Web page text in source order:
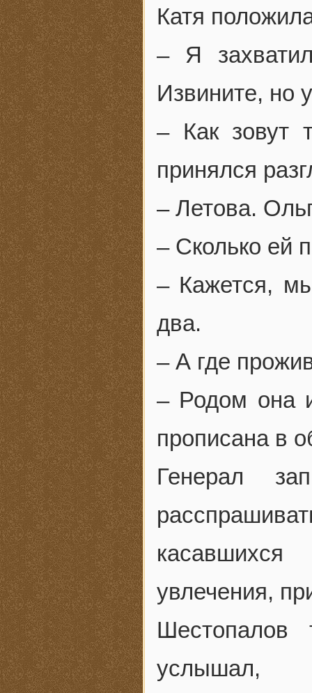
Катя
– Я
Извините, но
– Как зовут
принялся
– Летова.
– Сколько ей
– Кажется,
два.
– А где
– Родом она
прописана в
Генерал
увлечения,
Шестопалов
услышал,